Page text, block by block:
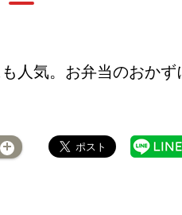
人気。お弁当のおかず